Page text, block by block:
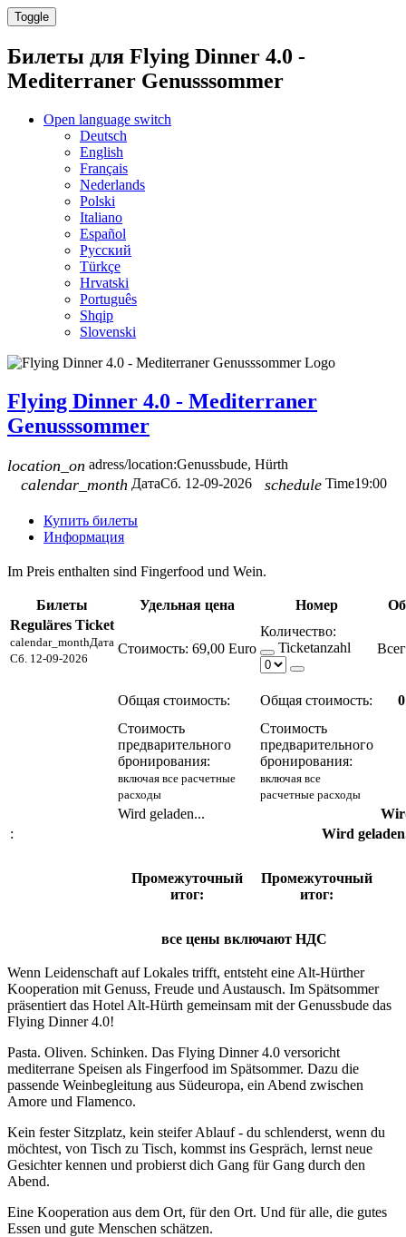
Toggle
Билеты для Flying Dinner 4.0 -
Mediterraner Genusssommer
Open language switch
Deutsch
English
Français
Nederlands
Polski
Italiano
Español
Русский
Türkçe
Hrvatski
Português
Shqip
Slovenski
Flying Dinner 4.0 - Mediterraner
Genusssommer
location_on adress/location:Genussbude, Hürth
calendar_month ДатаСб. 12-09-2026 schedule Time19:00
Купить билеты
Информация
Im Preis enthalten sind Fingerfood und Wein.
Билеты Удельная цена Номер
Reguläres Ticket
calendar_monthДата
Сб. 12-09-2026
Стоимость: 69,00 Euro
Количество:
Ticketanzahl
Общая стоимость: Общая стоимость: 0
Стоимость
предварительного
бронирования:
включая все расчетные
расходы
Стоимость
предварительного
бронирования:
включая все
расчетные расходы
Wird geladen...
:
Wird
Промежуточный
итог:
Промежуточный
итог:
все цены включают НДС
Wenn Leidenschaft auf Lokales trifft, entsteht eine Alt-Hürther
Kooperation mit Genuss, Freude und Austausch. Im Spätsommer
präsentiert das Hotel Alt-Hürth gemeinsam mit der Genussbude das
Flying Dinner 4.0!
Pasta. Oliven. Schinken. Das Flying Dinner 4.0 versoricht
mediterrane Speisen als Fingerfood im Spätsommer. Dazu die
passende Weinbegleitung aus Südeuropa, ein Abend zwischen
Amore und Flamenco.
Kein fester Sitzplatz, kein steifer Ablauf - du schlenderst, wenn du
möchtest, von Tisch zu Tisch, kommst ins Gespräch, lernst neue
Gesichter kennen und probierst dich Gang für Gang durch den
Abend.
Eine Kooperation aus dem Ort, für den Ort. Und für alle, die gutes
Essen und gute Menschen schätzen.